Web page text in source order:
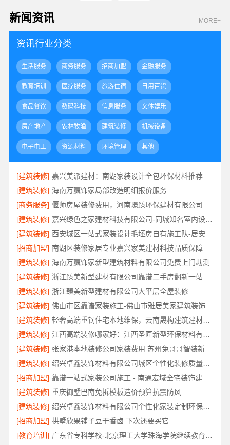
新闻资讯 MORE+
资讯行业分类
生活服务 商务服务 招商加盟 金融服务
教育培训 医疗服务 旅游住宿 日用百货
食品餐饮 数码科技 信息服务 文体娱乐
房产地产 农林牧渔 建筑装修 机械设备
电子电工 资源材料 环境管理 其他
[建筑装修] 嘉兴美派建材：南湖家装设计全包环保材料推荐
[建筑装修] 海南万赢饰家局部改造明细报价服务
[商务服务]
[建筑装修]
嘉兴绿色之家建材科技有限公司-同城知名室内设计团队高端
[建筑装修]
[招商加盟] 南湖区装修家居专业嘉兴家美建材科技品质保障
[建筑装修] 海南万赢饰家新型建筑材料有限公司免费上门勘测
[建筑装修]
浙江臻美新型建材有限公司靠谱二手房翻新一站式急装
[建筑装修] 浙江臻美新型建材有限公司大平层全屋装修
[建筑装修]
佛山市区靠谱家装施工-佛山市雅居美家建筑装饰工程有限公司
[建筑装修]
轻奢高端重钢住宅本地维保，云南晟构建筑建材有限公司全程护航
[建筑装修]
[建筑装修]
张家港本地装修公司家装费用 苏州兔哥哥智装新材料有限公司
[建筑装修]
绍兴卓鑫装饰材料有限公司城区个性化装修质量有保障
[招商加盟]
靠谱一站式家装公司施工 - 南通宏域全宅装饰建材有限公司
[建筑装修] 重庆御墅巴南免拆模板造价预算抗震防风
[建筑装修]
绍兴卓鑫装饰材料有限公司个性化家装定制环保优质材料
[招商加盟] 拱墅欣果铺子豆干香卤 下次还要买它
[教育培训]
广东省专科学校-北京理工大学珠海学院继续教育学院